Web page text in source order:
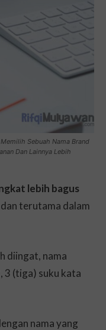
Sebuah Nama Brand
Dan Lainnya Lebih
lebih bagus
terutama dalam
diingat, nama
(tiga) suku kata
nama yang